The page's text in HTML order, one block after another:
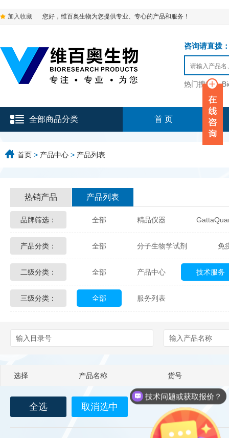
加入收藏 您好，维百奥生物为您提供专业、专心的产品和服务！
咨询请直拨
热门搜索：
全部商品分类 首 页
首页 > 产品中心 > 产品列表
热销产品 产品列表
品牌筛选： 全部 精品仪器
Glycon Biochem Sterlitech
Echelon Biosciences Verichem
Affinity Biologicals
Berry & Associates
LGC Maine Standards Biolife
AbD Serotec
产品分类： 全部 分子生物学试剂 免
化学及生物化学试剂 材料学试剂
二级分类： 全部 产品中心 技术服务
配送方式 售后服务
三级分类： 全部 服务列表
选择 产品名称 货号
全选 取消选中
技术问题或获取报价？